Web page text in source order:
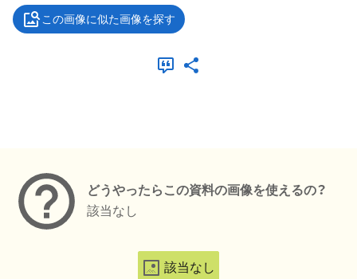
この画像に似た画像を探す
どうやったらこの資料の画像を使えるの？
該当なし
該当なし